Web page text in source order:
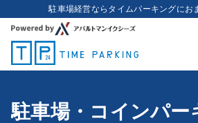
駐車場経営ならタイムパーキングにお
駐車場・コインパー